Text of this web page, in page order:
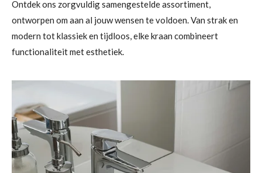
Ontdek ons zorgvuldig samengestelde assortiment,
ontworpen om aan al jouw wensen te voldoen. Van strak en
modern tot klassiek en tijdloos, elke kraan combineert
functionaliteit met esthetiek.